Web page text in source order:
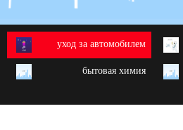
с нами
yход за автомобилем
бытовая химия